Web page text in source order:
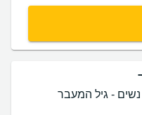
נשים - גיל המעבר